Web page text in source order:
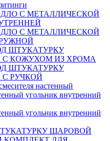
С МЕТАЛЛИЧЕСКОЙ
С МЕТАЛЛИЧЕСКОЙ
ШТУКАТУРКУ
С КОЖУХОМ ИЗ ХРОМА
ШТУКАТУРКУ
РУЧКОЙ
настенный
угольник внутренний
угольник внутренний
ШАРОВОЙ